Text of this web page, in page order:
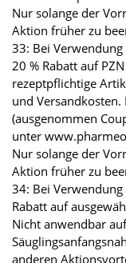
Nur solange der
Aktion früher zu
33: Bei
20 % Rabatt auf
rezeptpflichtige
und
(ausgenommen
unter
Nur solange der
Aktion früher zu
34: Bei
Rabatt auf
Nicht anwendbar
anderen